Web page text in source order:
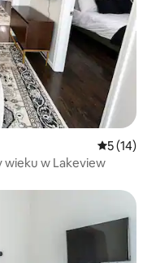
Średnia
5 (14)
wieku w Lakeview